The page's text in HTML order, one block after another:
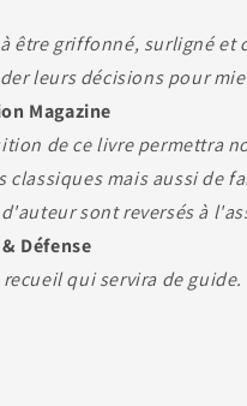
être griffonné, surligné et
leurs décisions pour
Magazine
de ce livre permettra
classiques mais aussi de
sont reversés à
Défense
qui servira de guide.